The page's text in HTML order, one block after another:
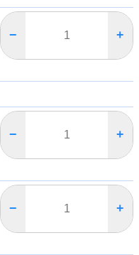
− +
− +
− +